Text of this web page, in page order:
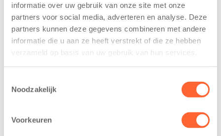
informatie over uw gebruik van onze site met onze
partners voor social media, adverteren en analyse. Deze
partners kunnen deze gegevens combineren met andere
informatie die u aan ze heeft verstrekt of die ze hebben
verzameld op basis van uw gebruik van hun services.
Noodzakelijk
Voorkeuren
Mijn stageperiode begint:
vul de gewenste startdatum in
Dit zijn mijn stagedagen: